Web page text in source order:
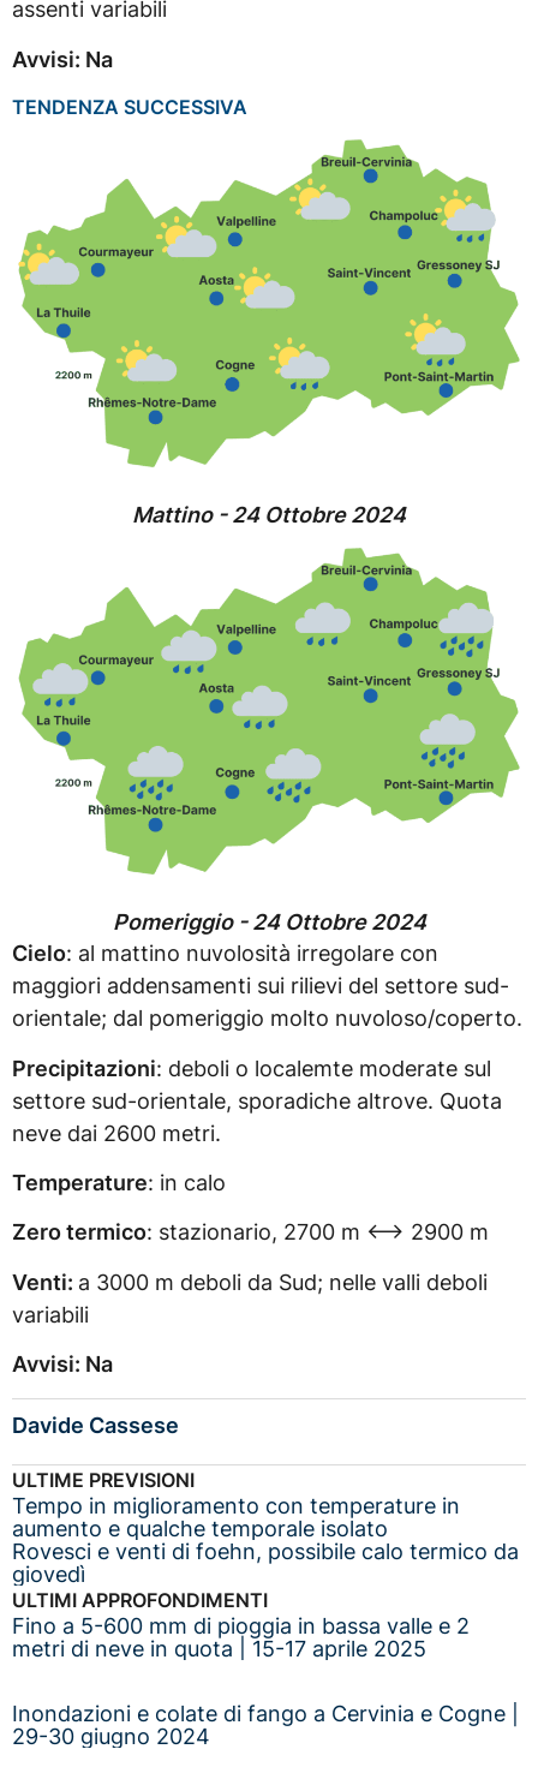
assenti variabili
Avvisi: Na
TENDENZA SUCCESSIVA
Mattino - 24 Ottobre 2024
Pomeriggio - 24 Ottobre 2024
Cielo: al mattino nuvolosità irregolare con
maggiori addensamenti sui rilievi del settore sud-
orientale; dal pomeriggio molto nuvoloso/coperto.
Precipitazioni: deboli o localemte moderate sul
settore sud-orientale, sporadiche altrove. Quota
neve dai 2600 metri.
Temperature: in calo
Zero termico: stazionario, 2700 m <–> 2900 m
Venti: a 3000 m deboli da Sud; nelle valli deboli
variabili
Avvisi: Na
Davide Cassese
ULTIME PREVISIONI
Tempo in miglioramento con temperature in
aumento e qualche temporale isolato
Rovesci e venti di foehn, possibile calo termico da
giovedì
ULTIMI APPROFONDIMENTI
Fino a 5-600 mm di pioggia in bassa valle e 2
metri di neve in quota | 15-17 aprile 2025
Inondazioni e colate di fango a Cervinia e Cogne |
29-30 giugno 2024